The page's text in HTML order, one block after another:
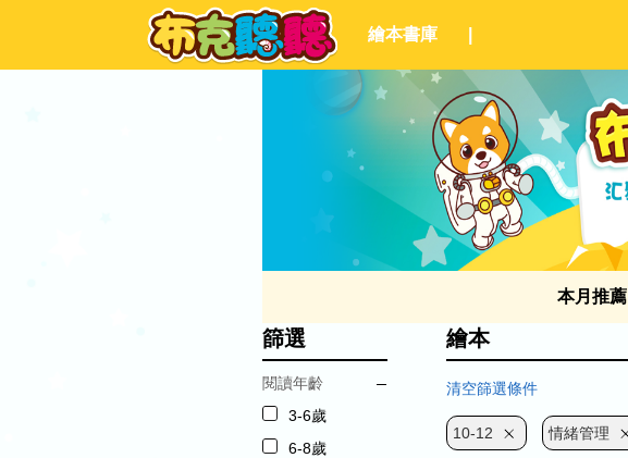
繪本書庫
本月推薦
篩選
閱讀年齡
3-6歲
6-8歲
繪本
清空篩選條件
10-12 情緒管理